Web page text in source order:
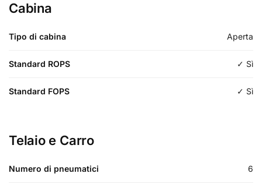
Cabina
Tipo di cabina Aperta
Standard ROPS ✓ Sì
Standard FOPS ✓ Sì
Telaio e Carro
Numero di pneumatici 6